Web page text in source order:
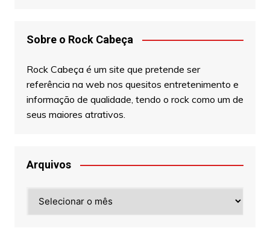
Sobre o Rock Cabeça
Rock Cabeça é um site que pretende ser
referência na web nos quesitos entretenimento e
informação de qualidade, tendo o rock como um de
seus maiores atrativos.
Arquivos